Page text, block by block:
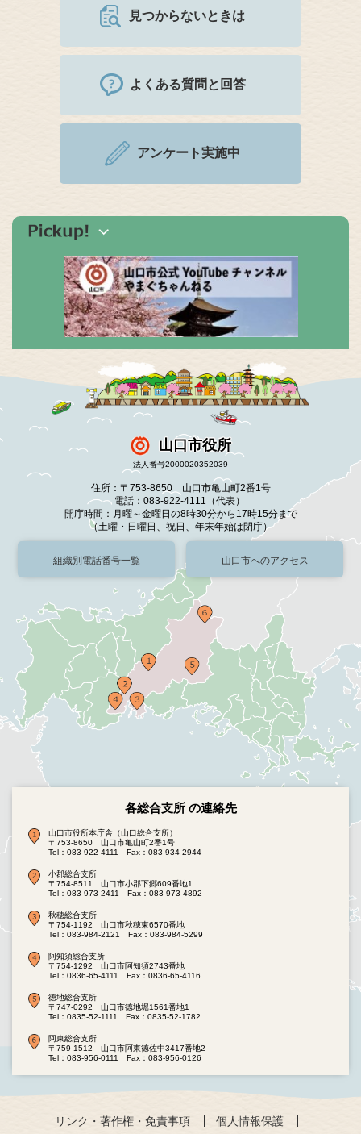
見つからないときは
よくある質問と回答
アンケート実施中
山口市役所
法人番号2000020352039
住所：〒753-8650 山口市亀山町2番1号
電話：083-922-4111（代表）
開庁時間：月曜～金曜日の8時30分から17時15分まで
（土曜・日曜日、祝日、年末年始は閉庁）
組織別電話番号一覧 山口市へのアクセス
各総合支所 の連絡先
山口市役所本庁舎（山口総合支所）
〒753-8650 山口市亀山町2番1号
Tel：083-922-4111
Fax：083-934-2944
小郡総合支所
〒754-8511 山口市小郡下郷609番地1
Tel：083-973-2411
Fax：083-973-4892
秋穂総合支所
〒754-1192 山口市秋穂東6570番地
Tel：083-984-2121
Fax：083-984-5299
阿知須総合支所
〒754-1292 山口市阿知須2743番地
Tel：0836-65-4111
Fax：0836-65-4116
徳地総合支所
〒747-0292 山口市徳地堀1561番地1
Tel：0835-52-1111
Fax：0835-52-1782
阿東総合支所
〒759-1512 山口市阿東徳佐中3417番地2
Tel：083-956-0111
Fax：083-956-0126
リンク・著作権・免責事項 個人情報保護